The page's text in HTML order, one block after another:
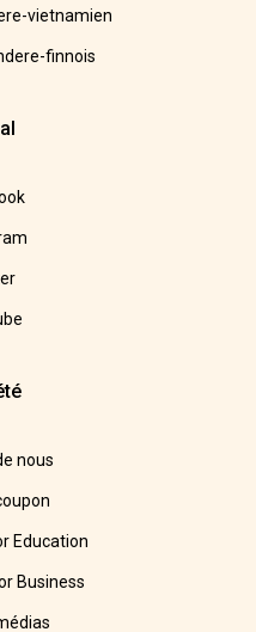
vietnamien
finnois
nous
Education
Business